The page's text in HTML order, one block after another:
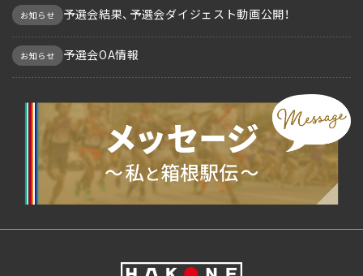
お知らせ 予選会結果、予選会ダイジェスト動画公開！
お知らせ 予選会OA情報